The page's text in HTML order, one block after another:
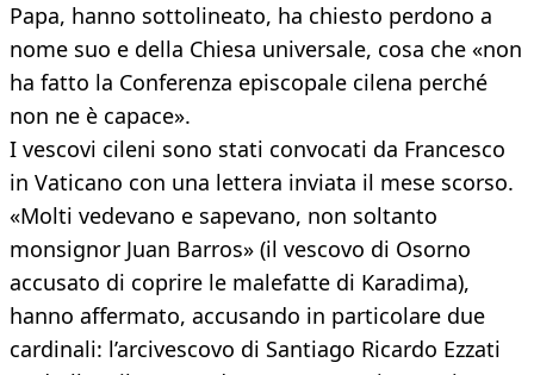
Papa, hanno sottolineato, ha chiesto perdono a
nome suo e della Chiesa universale, cosa che «non
ha fatto la Conferenza episcopale cilena perché
non ne è capace».
I vescovi cileni sono stati convocati da Francesco
in Vaticano con una lettera inviata il mese scorso.
«Molti vedevano e sapevano, non soltanto
monsignor Juan Barros» (il vescovo di Osorno
accusato di coprire le malefatte di Karadima),
hanno affermato, accusando in particolare due
cardinali: l’arcivescovo di Santiago Ricardo Ezzati